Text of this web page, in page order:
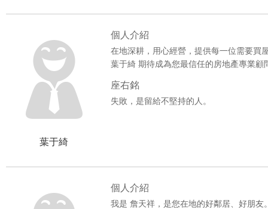
***賀成交***衛武營捷運樓中樓3房
***賀成交***燕巢高應大店面大透天
***賀成交***文山~正修收租公寓5樓
***賀成交***文山當代歐洲雙車墅
個人介紹
在地深耕，用心經營，提供每一位需要買
葉于綺 期待成為您最信任的房地產專業顧
座右銘
失敗，是留給不堅持的人。
葉于綺
個人介紹
我是 詹天祥，是您在地的好鄰居、好朋友